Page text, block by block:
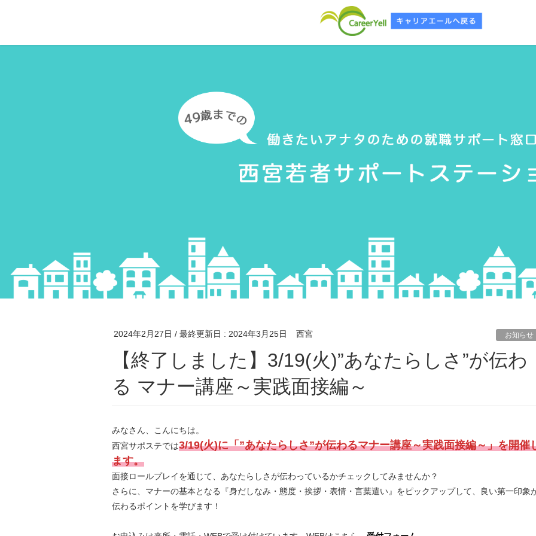
2024年2月27日 / 最終更新日 : 2024年3月25日 西宮 お知らせ
【終了しました】3/19(火)”あなたらしさ”が伝わ
る マナー講座～実践面接編～
みなさん、こんにちは。
西宮サポステでは3/19(火)に「”あなたらしさ”が伝わるマナー講座～実践面接編～」を開催
ます。
面接ロールプレイを通じて、あなたらしさが伝わっているかチェックしてみませんか？
さらに、マナーの基本となる『身だしなみ・態度・挨拶・表情・言葉遣い』をピックアップして、良い第一印象
伝わるポイントを学びます！